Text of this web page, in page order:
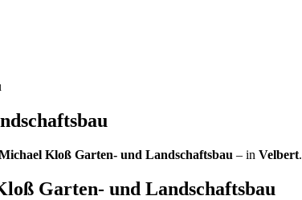
Kloß Garten- und Landschaftsbau – in Velbert.
Garten- und Landschaftsbau